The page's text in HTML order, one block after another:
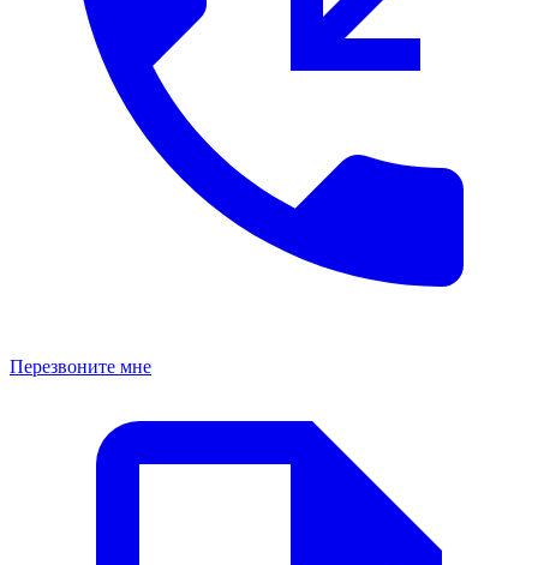
Перезвоните мне